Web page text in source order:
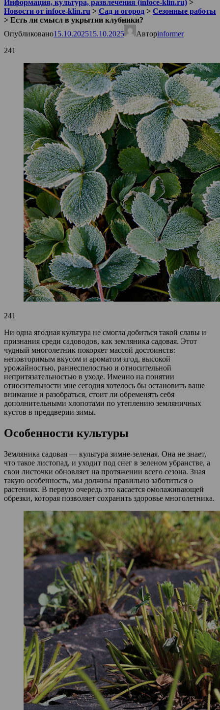
Информация, культура, развлечения (infoce-klin.ru) >
Новости от infoce-klin.ru > Сад и огород > Сезонные работы
> Есть ли смысл в укрытии клубники?
Опубликовано15.10.202515.10.2025 Авторinformer
241
241
Ни одна ягодная культура не смогла добиться такой славы и
признания среди садоводов, как земляника садовая. Этот
чудный многолетник покоряет массой достоинств:
неповторимым вкусом и ароматом ягод, высокой
урожайностью, раннеспелостью и относительной
непритязательностью в уходе. Именно на понятии
относительности мне сегодня хотелось бы остановить ваше
внимание и разобраться, стоит ли обременять себя
дополнительными хлопотами по утеплению земляничных
кустов в преддверии зимы.
Особенности культуры
Земляника садовая — культура зимне-зеленая. Она не знает,
что такое листопад, и уходит под снег в зеленом убранстве, а
свои листочки обновляет на протяжении всего сезона. Зная
такую особенность, мы должны правильно заботиться о
растениях. В первую очередь это касается омолаживающей
обрезки, которая позволяет сохранить здоровье многолетника.